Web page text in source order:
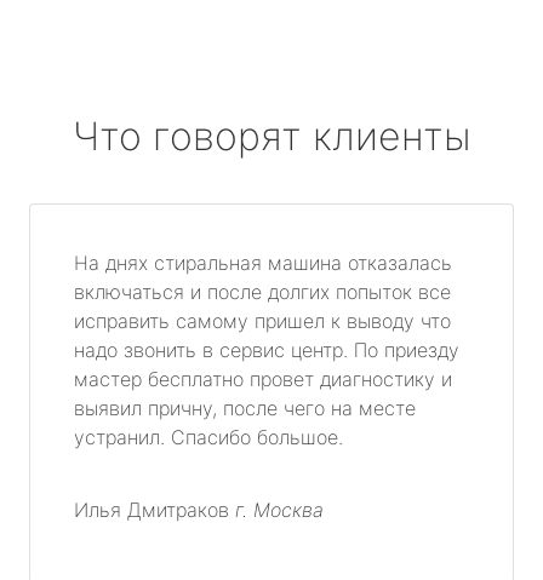
Что говорят клиенты
На днях стиральная машина отказалась
включаться и после долгих попыток все
исправить самому пришел к выводу что
надо звонить в сервис центр. По приезду
мастер бесплатно провет диагностику и
выявил причну, после чего на месте
устранил. Спасибо большое.
Илья Дмитраков г. Москва